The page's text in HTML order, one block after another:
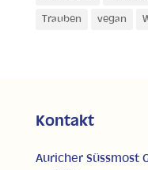
Trauben vegan
Kontakt
Auricher Süssmost